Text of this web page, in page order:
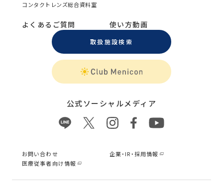
コンタクトレンズ総合資料室
よくあるご質問 使い方動画
取扱施設検索
公式ソーシャルメディア
お問い合わせ
企業・IR・採用情報
医療従事者向け情報